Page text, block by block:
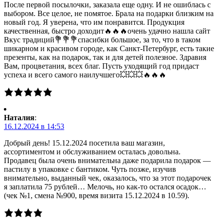
После первой посылочки, заказала еще одну. И не ошиблась с
выбором. Все целое, не помятое. Брала на подарки близким на
новый год. Я уверена, что им понравится. Продукция
качественная, быстро доходит🔥🔥🔥очень удачно нашла сайт
Вкус традиций💐💐💐спасибки большое, за то, что в таком
шикарном и красивом городе, как Санкт-Петербург, есть такие
презенты, как на подарок, так и для детей полезное. Здравия
Вам, процветания, всех благ. Пусть уходящий год придаст
успеха и всего самого наилучшего💥💥💥🔥🔥🔥
Наталия:
16.12.2024 в 14:53
Добрый день! 15.12.2024 посетила ваш магазин,
ассортиментом и обслуживанием осталась довольна.
Продавец была очень внимательна даже подарила подарок —
пастилу в упаковке с бантиком. Чуть позже, изучив
внимательно, выданный чек, оказалось, что за этот подарочек
я заплатила 75 рублей… Мелочь, но как-то остался осадок…
(чек №1, смена №900, время визита 15.12.2024 в 10.59).